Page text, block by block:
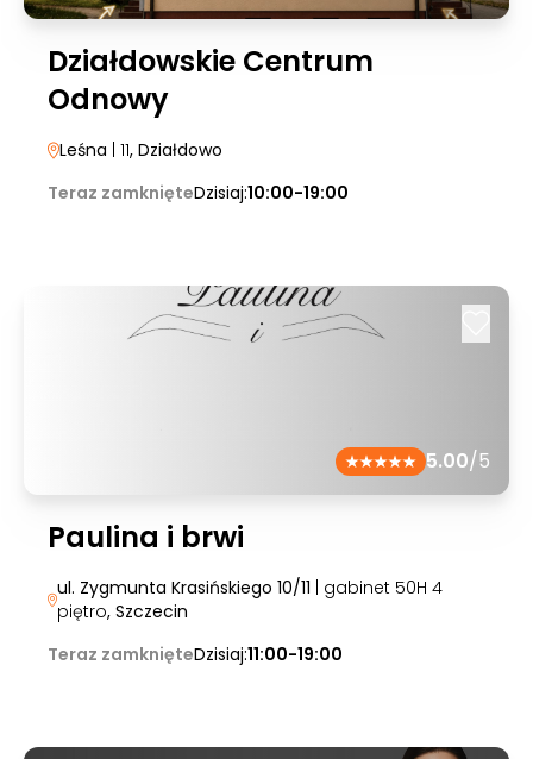
Działdowskie Centrum
Odnowy
Leśna | 11, Działdowo
Teraz zamknięteDzisiaj:10:00-19:00
5.00/5
Paulina i brwi
ul. Zygmunta Krasińskiego 10/11 | gabinet 50H 4
piętro, Szczecin
Teraz zamknięteDzisiaj:11:00-19:00